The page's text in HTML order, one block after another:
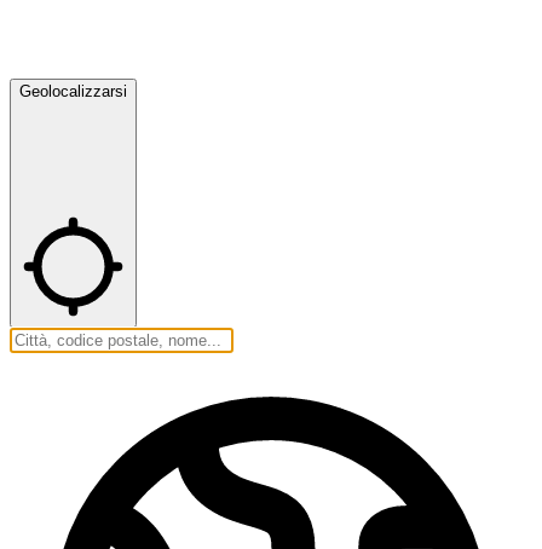
Geolocalizzarsi